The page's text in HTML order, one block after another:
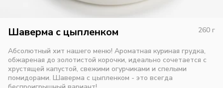
Шаверма с цыпленком 260 г
Абсолютный хит нашего меню! Ароматная куриная грудка,
обжареная до золотистой корочки, идеально сочетается с
хрустящей капустой, свежими огурчиками и спелыми
помидорами. Шаверма с цыпленком - это всегда